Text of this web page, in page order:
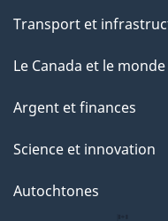
Transport et
Le Canada et le monde
Argent et finances
Science et innovation
Autochtones